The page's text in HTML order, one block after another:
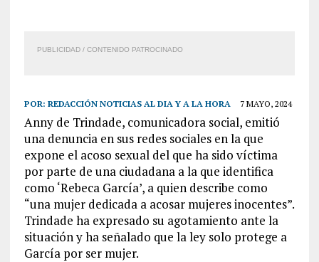
PUBLICIDAD / CONTENIDO PATROCINADO
POR: REDACCIÓN NOTICIAS AL DIA Y A LA HORA 7 MAYO, 2024
Anny de Trindade, comunicadora social, emitió
una denuncia en sus redes sociales en la que
expone el acoso sexual del que ha sido víctima
por parte de una ciudadana a la que identifica
como ‘Rebeca García’, a quien describe como
“una mujer dedicada a acosar mujeres inocentes”.
Trindade ha expresado su agotamiento ante la
situación y ha señalado que la ley solo protege a
García por ser mujer.